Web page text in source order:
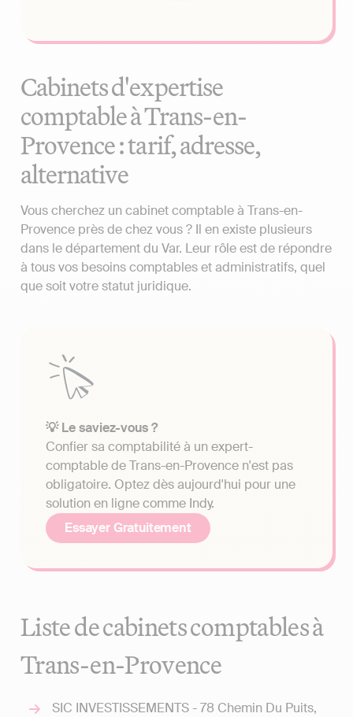
Cabinets d'expertise
comptable à Trans-en-
Provence : tarif, adresse,
alternative
Vous cherchez un cabinet comptable à Trans-en-
Provence près de chez vous ? Il en existe plusieurs
dans le département du Var. Leur rôle est de répondre
à tous vos besoins comptables et administratifs, quel
que soit votre statut juridique.
💡 Le saviez-vous ?
Confier sa comptabilité à un expert-
comptable de Trans-en-Provence n'est pas
obligatoire. Optez dès aujourd'hui pour une
solution en ligne comme Indy.
Essayer Gratuitement
Liste de cabinets comptables à
Trans-en-Provence
SIC INVESTISSEMENTS - 78 Chemin Du Puits,